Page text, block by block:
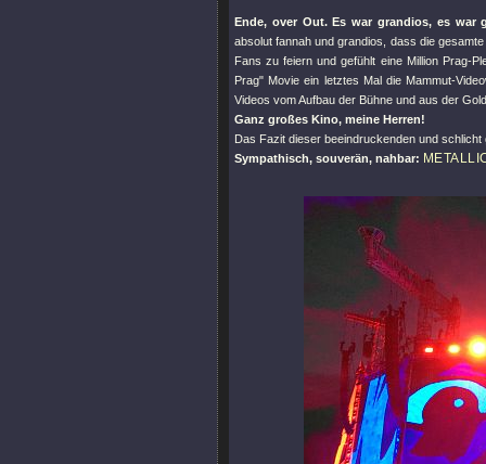
Ende, over Out. Es war grandios, es war
absolut fannah und grandios, dass die
Fans zu feiern und gefühlt eine Million Prag-
Prag" Movie ein letztes Mal die Mammut-
Videos vom Aufbau der Bühne und aus der
Ganz großes Kino, meine Herren!
Das Fazit dieser beeindruckenden und
Sympathisch, souverän, nahbar: